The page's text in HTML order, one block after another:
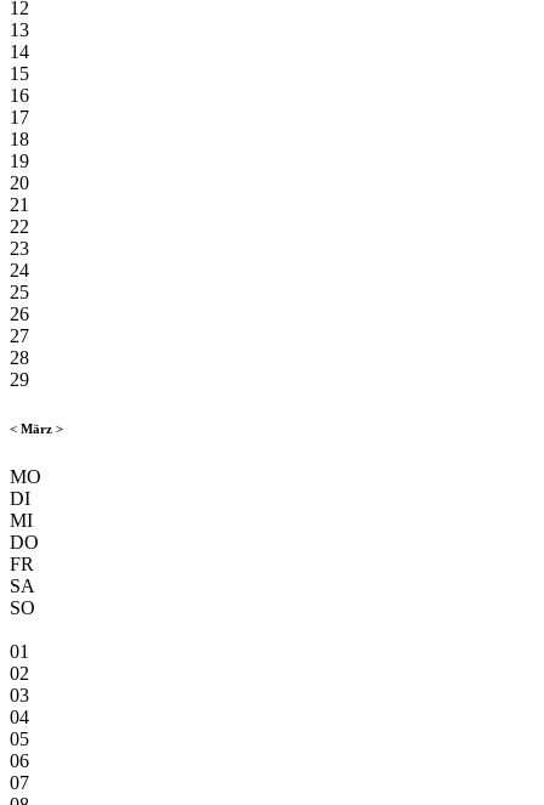
12
13
14
15
16
17
18
19
20
21
22
23
24
25
26
27
28
29
< März >
MO
DI
MI
DO
FR
SA
SO
01
02
03
04
05
06
07